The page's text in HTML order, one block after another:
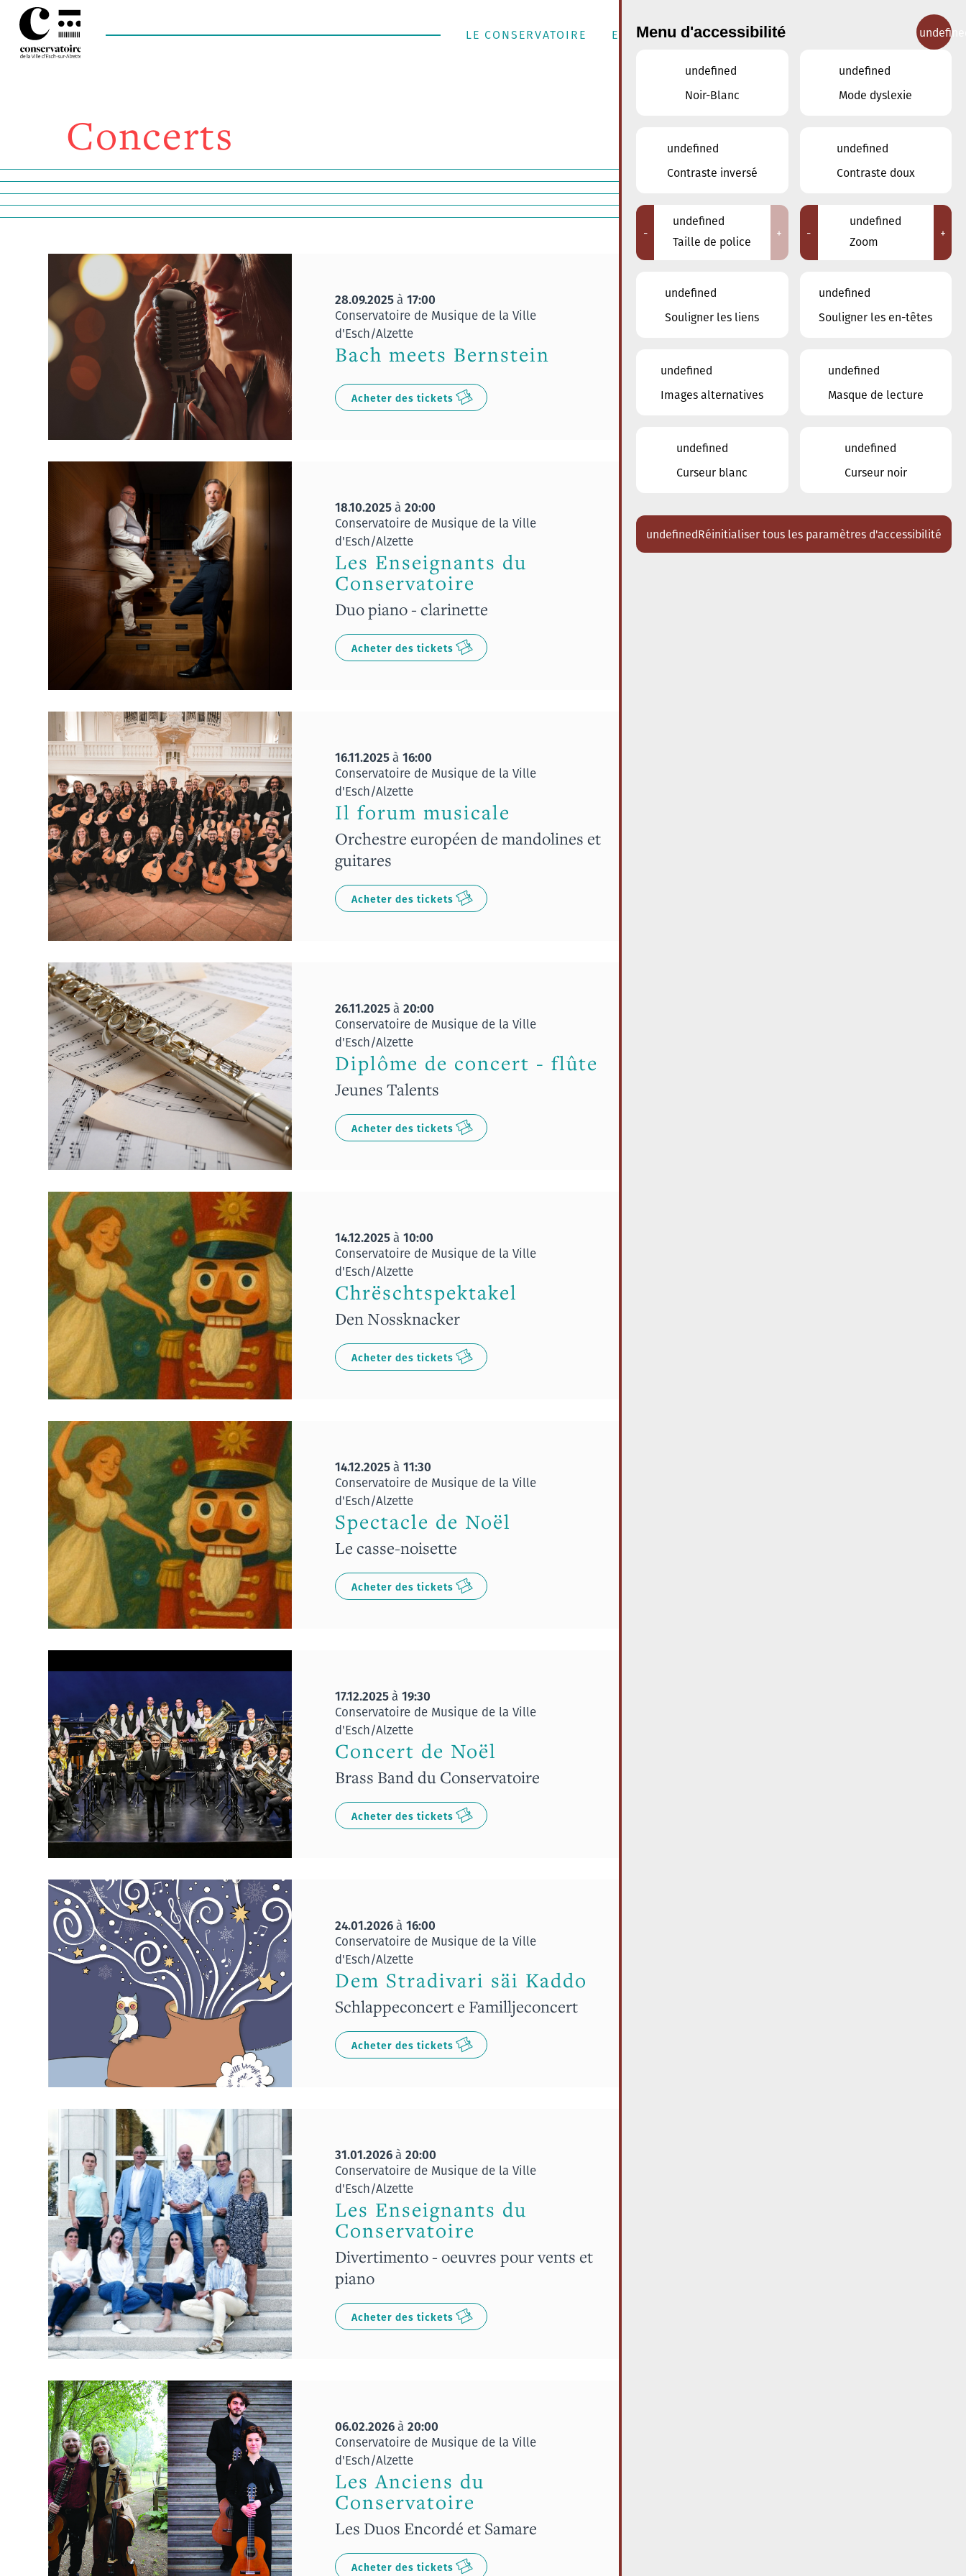
LE CONSERVATOIRE ENSEIGNEMENT MUSICAL CONTACT
Concerts
28.09.2025à 17:00
Conservatoire de Musique de la Ville
d'Esch/Alzette
Bach meets Bernstein
Acheter des tickets
18.10.2025à 20:00
Conservatoire de Musique de la Ville
d'Esch/Alzette
Les Enseignants du
Conservatoire
Duo piano - clarinette
Acheter des tickets
16.11.2025à 16:00
Conservatoire de Musique de la Ville
d'Esch/Alzette
Il forum musicale
Orchestre européen de mandolines et
guitares
Acheter des tickets
26.11.2025à 20:00
Conservatoire de Musique de la Ville
d'Esch/Alzette
Diplôme de concert - flûte
Jeunes Talents
Acheter des tickets
14.12.2025à 10:00
Conservatoire de Musique de la Ville
d'Esch/Alzette
Chrëschtspektakel
Den Nossknacker
Acheter des tickets
14.12.2025à 11:30
Conservatoire de Musique de la Ville
d'Esch/Alzette
Spectacle de Noël
Le casse-noisette
Acheter des tickets
17.12.2025à 19:30
Conservatoire de Musique de la Ville
d'Esch/Alzette
Concert de Noël
Brass Band du Conservatoire
Acheter des tickets
24.01.2026à 16:00
Conservatoire de Musique de la Ville
d'Esch/Alzette
Dem Stradivari säi Kaddo
Schlappeconcert e Familljeconcert
Acheter des tickets
31.01.2026à 20:00
Conservatoire de Musique de la Ville
d'Esch/Alzette
Les Enseignants du
Conservatoire
Divertimento - oeuvres pour vents et
piano
Acheter des tickets
06.02.2026à 20:00
Conservatoire de Musique de la Ville
d'Esch/Alzette
Les Anciens du
Conservatoire
Les Duos Encordé et Samare
Acheter des tickets
AOÛT OCTOBRE
1 5
3
Tous
Brasserie Schmëdd Ellergronn
Eglise décanale St. Joseph / Esch
Escher Theater - Esch-sur-Alzette
Menu d'accessibilité
undefined
Noir-Blanc
undefined
Mode dyslexie
undefined
Contraste inversé
undefined
Contraste doux
-
undefined
Taille de police
+ -
undefined
Zoom
+
undefined
Souligner les liens
undefined
Souligner les en-têtes
undefined
Images alternatives
undefined
Masque de lecture
undefined
Curseur blanc
undefined
Curseur noir
undefinedRéinitialiser tous les paramètres d'accessibilité